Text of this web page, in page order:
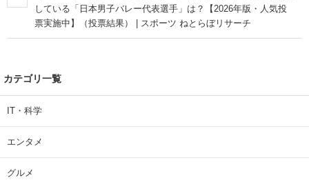
している「日本男子バレー代表選手」は？【2026年版・人気投
票実施中】（投票結果） | スポーツ ねとらぼリサーチ
カテゴリ一覧
IT・科学
エンタメ
グルメ